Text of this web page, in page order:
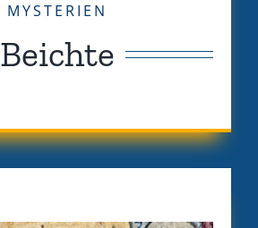
MYSTERIEN
Beichte